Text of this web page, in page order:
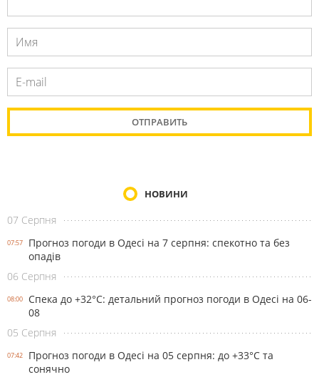
НОВИНИ
07 Серпня
07:57
Прогноз погоди в Одесі на 7 серпня: спекотно та без
опадів
06 Серпня
08:00
Спека до +32°С: детальний прогноз погоди в Одесі на 06-
08
05 Серпня
07:42
Прогноз погоди в Одесі на 05 серпня: до +33°С та
сонячно